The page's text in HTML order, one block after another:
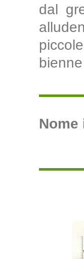
dal
Nome